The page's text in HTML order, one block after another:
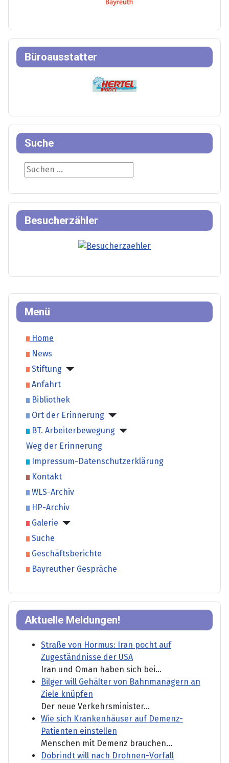
Menü
Home
News
Stiftung
Anfahrt
Bibliothek
Ort der Erinnerung
BT. Arbeiterbewegung
Weg der Erinnerung
Impressum-Datenschutzerklärung
Kontakt
WLS-Archiv
HP-Archiv
Galerie
Suche
Geschäftsberichte
Bayreuther Gespräche
Aktuelle Meldungen!
Straße von Hormus: Iran pocht auf
Zugeständnisse der USA
Iran und Oman haben sich bei...
Bilger will Gehälter von Bahnmanagern an
Ziele knüpfen
Der neue Verkehrsminister...
Wie sich Krankenhäuser auf Demenz-
Patienten einstellen
Menschen mit Demenz brauchen...
Dobrindt will nach Drohnen-Vorfall
Büroausstatter
Suche
Suche
Besucherzähler